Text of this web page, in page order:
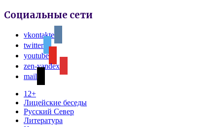
Социальные сети
vkontakte
twitter
youtube
zen-yandex
mail
12+
Лицейские беседы
Русский Север
Литература